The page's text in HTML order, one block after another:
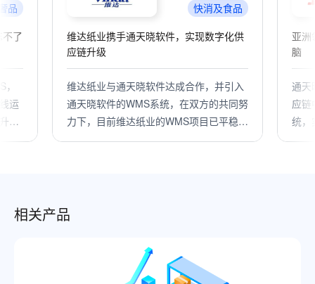
品
供
入
努
运
零售分销
亚洲领先的自动化仓储标杆背后的智慧大
脑
通天晓软件打造的OMS+WMS-数字化供
应链中台系统帮助中百物流集成多个系
统，实现园区式智能化仓储管理；通过大
小业态订单库存商品的统一管理，让不同
达能
达能
责达
分销
济发
相关产品